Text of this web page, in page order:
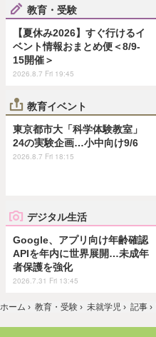
教育・受験
【夏休み2026】すぐ行けるイ
ベント情報おまとめ便＜8/9-
15開催＞
2026.8.7 Fri 19:45
教育イベント
東京都市大「科学体験教室」
24の実験企画…小中向け9/6
2026.8.7 Fri 18:15
デジタル生活
Google、アプリ向け年齢確認
APIを年内に世界展開…未成年
者保護を強化
2026.7.31 Fri 13:45
ホーム › 教育・受験 › 未就学児 › 記事 ›